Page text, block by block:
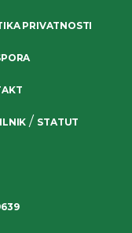
PRIVATNOSTI
/ STATUT